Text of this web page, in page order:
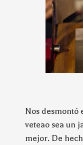
Nos desmontó
veteao sea un
mejor. De